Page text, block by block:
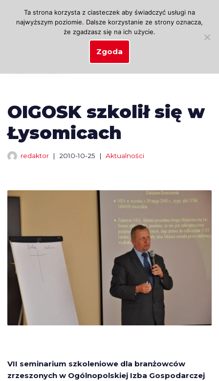
Przejdź
OIGOSK szkolił się w
Łysomicach
redaktor 2010-10-25 Aktualności
VII seminarium szkoleniowe dla branżowców
zrzeszonych w Ogólnopolskiej Izba Gospodarczej
Ta strona korzysta z ciasteczek aby świadczyć usługi na
najwyższym poziomie. Dalsze korzystanie ze strony oznacza,
że zgadzasz się na ich użycie.
Zgoda